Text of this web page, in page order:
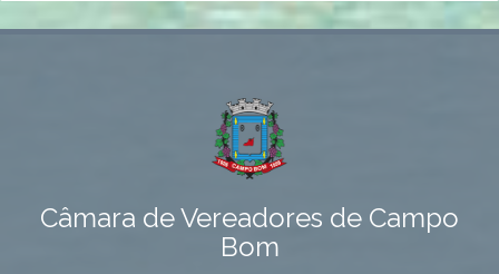
Câmara de Vereadores de Campo
Bom